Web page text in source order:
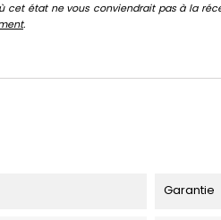
cet état ne vous conviendrait pas à la
.
Garantie